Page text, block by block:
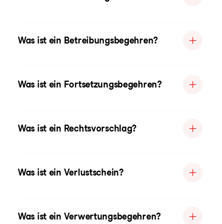
Was ist ein Betreibungsbegehren?
Was ist ein Fortsetzungsbegehren?
Was ist ein Rechtsvorschlag?
Was ist ein Verlustschein?
Was ist ein Verwertungsbegehren?